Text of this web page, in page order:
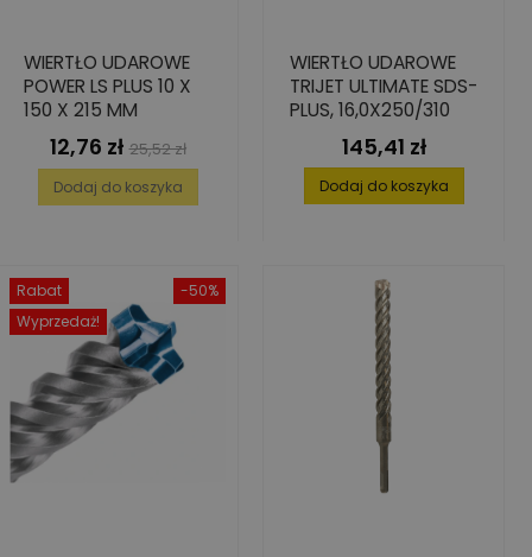
WIERTŁO UDAROWE
POWER LS PLUS 10 X
150 X 215 MM
Cena
12,76 zł Cena
podstawowa
25,52 zł
Dodaj do koszyka
WIERTŁO UDAROWE
TRIJET ULTIMATE SDS-
PLUS, 16,0X250/310
Cena
145,41 zł
Dodaj do koszyka
-50%
Rabat
Wyprzedaż!